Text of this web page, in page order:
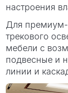
настроения
Для премиум-
трекового
мебели с
подвесные и
линии и